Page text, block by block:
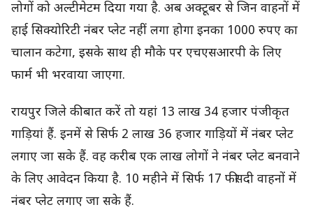
लोगों को अल्टीमेटम दिया गया है. अब अक्टूबर से जिन वाहनों में
हाई सिक्योरिटी नंबर प्लेट नहीं लगा होगा इनका 1000 रुपए का
चालान कटेगा, इसके साथ ही मौके पर एचएसआरपी के लिए
फार्म भी भरवाया जाएगा.
रायपुर जिले की बात करें तो यहां 13 लाख 34 हजार पंजीकृत
गाड़ियां हैं. इनमें से सिर्फ 2 लाख 36 हजार गाड़ियों में नंबर प्लेट
लगाए जा सके हैं. वह करीब एक लाख लोगों ने नंबर प्लेट बनवाने
के लिए आवेदन किया है. 10 महीने में सिर्फ 17 फीसदी वाहनों में
नंबर प्लेट लगाए जा सके हैं.